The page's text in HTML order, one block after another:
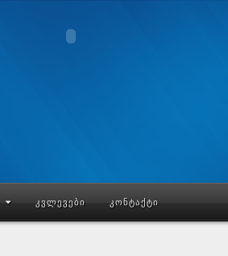
ᲙᲕᲚᲔᲕᲔᲑᲘ ᲙᲝᲜᲢᲐᲥᲢᲘ